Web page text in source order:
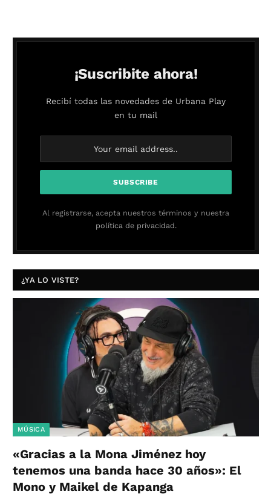
¡Suscribite ahora!
Recibí todas las novedades de Urbana Play
en tu mail
Al registrarse, acepta nuestros términos y nuestra
política de privacidad.
¿YA LO VISTE?
MÚSICA
«Gracias a la Mona Jiménez hoy
tenemos una banda hace 30 años»: El
Mono y Maikel de Kapanga